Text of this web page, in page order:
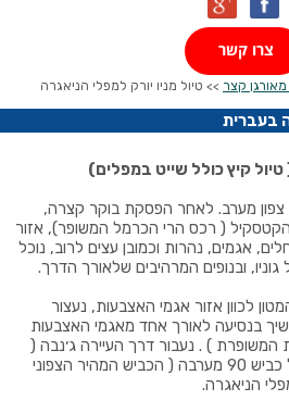
צרו קשר
מאורגן קצר >> טיול מניו יורק למפלי הניאגרה
בעברית
טיול קיץ כולל שייט במפלים)
צפון מערב. לאחר הפסקת בוקר קצרה,
הקטסקיל ( רכס הרי הכרמל המשופר), אזור
בנחלים, אגמים, נהרות וכמובן עצים לרוב, נוכל
ובנופים המרהיבים שלאורך הדרך.
לכוון אזור אגמי האצבעות, נעצור
בנסיעה לאורך אחד מאגמי האצבעות
) . נעבור דרך העיירה ג׳נבה (
בניו יורק לא בשוויץ ), ונעלה על כביש 90 מערבה ( הכביש המהיר הצפוני
הניאגרה.